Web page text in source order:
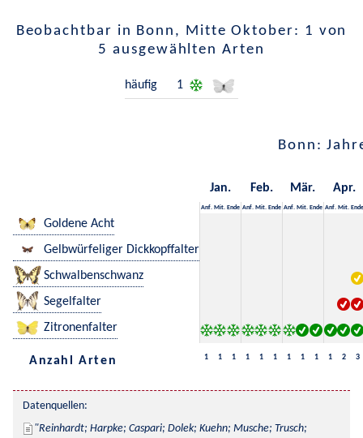
Beobachtbar in Bonn, Mitte Oktober: 1 von
5 ausgewählten Arten
häufig 1
Bonn:
Jan. Feb. Mär. Apr.
Anf. Mit. Ende Anf. Mit. Ende Anf. Mit. Ende Anf. Mit. Ende
Goldene Acht
Gelbwürfeliger Dickkopffalter
Schwalbenschwanz
Segelfalter
Zitronenfalter
Anzahl Arten 1 1 1 1 1 1 1 1 1 1 2 3
Datenquellen:
Reinhardt; Harpke; Caspari; Dolek; Kuehn; Musche; Trusch;